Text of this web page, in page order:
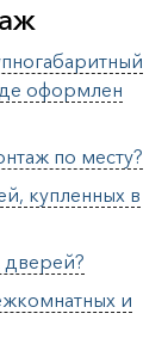
оформлен
по месту?
купленных в
и